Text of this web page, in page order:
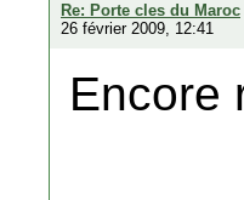
Re: Porte cles du Maroc
26 février 2009, 12:41
Encore